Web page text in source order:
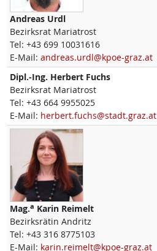
Andreas Urdl
Bezirksrat Mariatrost
Tel: +43 699 10031616
E-Mail: andreas.urdl@kpoe-graz.at
Dipl.-Ing. Herbert Fuchs
Bezirksrat Mariatrost
Tel: +43 664 9955025
E-Mail: herbert.fuchs@stadt.graz.at
Mag.a Karin Reimelt
Bezirksrätin Andritz
Tel: +43 316 8775103
E-Mail: karin.reimelt@kpoe-graz.at